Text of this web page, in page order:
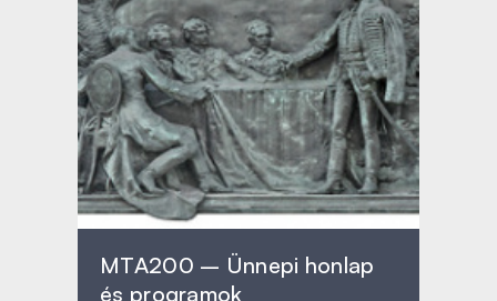
MTA200 – Ünnepi honlap
és programok